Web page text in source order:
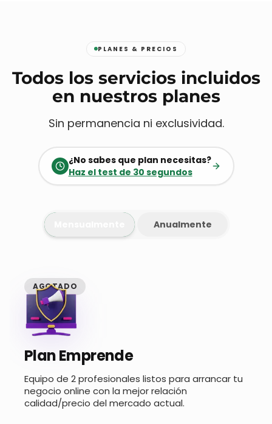
PLANES & PRECIOS
Todos los servicios incluidos
en nuestros planes
Sin permanencia ni exclusividad.
¿No sabes que plan necesitas?
Haz el test de 30 segundos
Anualmente
AGOTADO
Plan Emprende
Equipo de 2 profesionales listos para arrancar tu
negocio online con la mejor relación
calidad/precio del mercado actual.